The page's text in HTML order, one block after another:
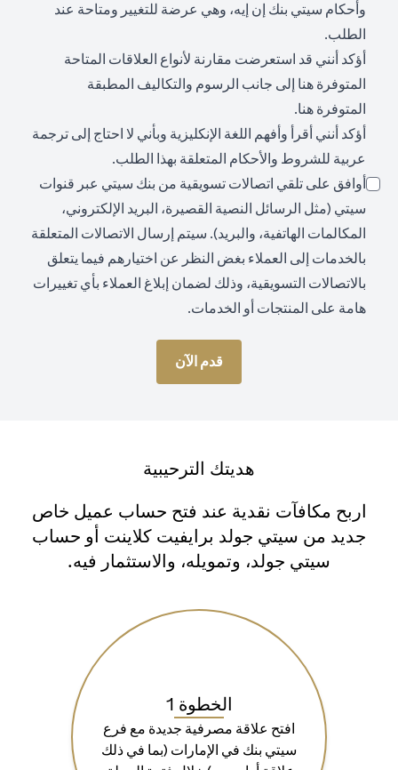
وأحكام سيتي بنك إن إيه، وهي عرضة للتغيير ومتاحة عند
الطلب.
أؤكد أنني قد استعرضت مقارنة لأنواع العلاقات المتاحة
المتوفرة هنا إلى جانب الرسوم والتكاليف المطبقة
المتوفرة هنا(opens in a new tab).
أؤكد أنني أقرأ وأفهم اللغة الإنكليزية وبأني لا احتاج إلى ترجمة
عربية للشروط والأحكام المتعلقة بهذا الطلب.
أوافق على تلقي اتصالات تسويقية من بنك سيتي عبر قنوات
سيتي (مثل الرسائل النصية القصيرة، البريد الإلكتروني،
المكالمات الهاتفية، والبريد). سيتم إرسال الاتصالات المتعلقة
بالخدمات إلى العملاء بغض النظر عن اختيارهم فيما يتعلق
بالاتصالات التسويقية، وذلك لضمان إبلاغ العملاء بأي تغييرات
هامة على المنتجات أو الخدمات.
قدم الآن
هديتك الترحيبية
اربح مكافآت نقدية عند فتح حساب عميل خاص
جديد من سيتي جولد برايفيت كلاينت أو حساب
سيتي جولد، وتمويله، والاستثمار فيه.
الخطوة 1
افتح علاقة مصرفية جديدة مع فرع
سيتي بنك في الإمارات (بما في ذلك